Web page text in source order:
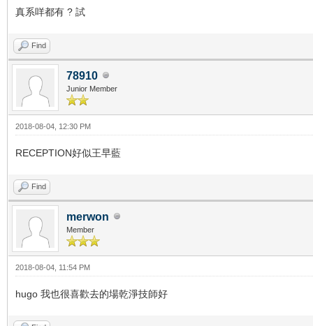
真系咩都有 ? 試
Find
78910
Junior Member
2018-08-04, 12:30 PM
RECEPTION好似王早藍
Find
merwon
Member
2018-08-04, 11:54 PM
hugo 我也很喜歡去的場乾淨技師好